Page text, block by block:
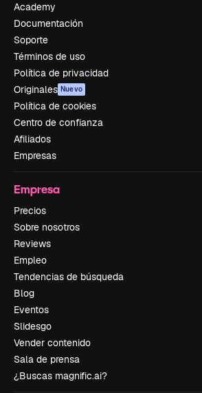
Academy
Documentación
Soporte
Términos de uso
Política de privacidad
Originales Nuevo
Política de cookies
Centro de confianza
Afiliados
Empresas
Empresa
Precios
Sobre nosotros
Reviews
Empleo
Tendencias de búsqueda
Blog
Eventos
Slidesgo
Vender contenido
Sala de prensa
¿Buscas magnific.ai?